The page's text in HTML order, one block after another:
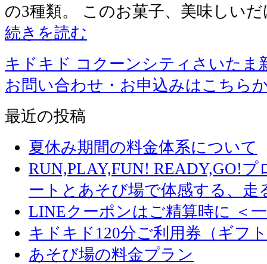
の3種類。 このお菓子、美味しい
続きを読む
キドキド コクーンシティさいたま
お問い合わせ・お申込みはこちら
最近の投稿
夏休み期間の料金体系について
RUN,PLAY,FUN! READY,GO!
ートとあそび場で体感する、走
LINEクーポンはご精算時に ＜
キドキド120分ご利用券（ギフ
あそび場の料金プラン